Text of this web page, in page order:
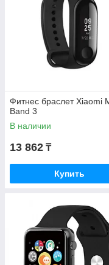
Фитнес браслет Xiaomi
Band 3
В наличии
13 862 ₸
Купить